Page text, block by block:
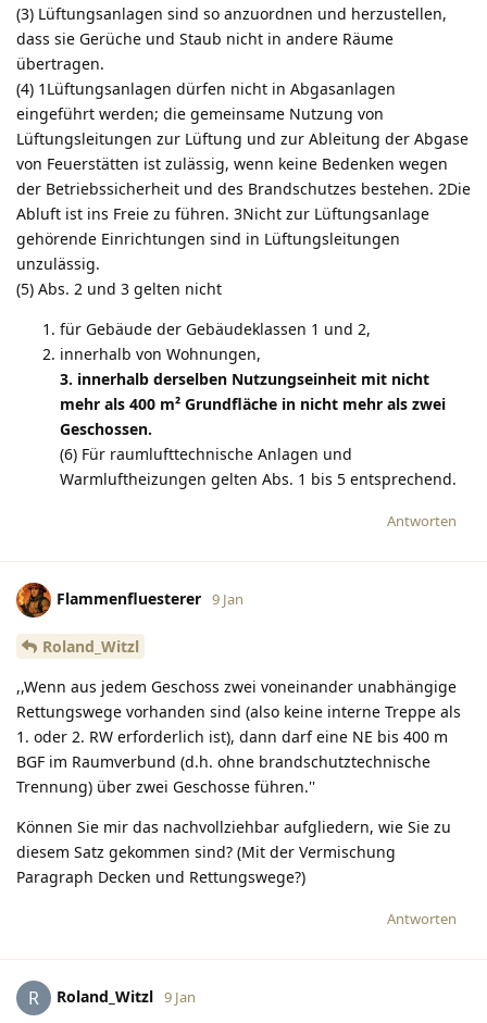
(3) Lüftungsanlagen sind so anzuordnen und herzustellen,
dass sie Gerüche und Staub nicht in andere Räume
übertragen.
(4) 1Lüftungsanlagen dürfen nicht in Abgasanlagen
eingeführt werden; die gemeinsame Nutzung von
Lüftungsleitungen zur Lüftung und zur Ableitung der Abgase
von Feuerstätten ist zulässig, wenn keine Bedenken wegen
der Betriebssicherheit und des Brandschutzes bestehen. 2Die
Abluft ist ins Freie zu führen. 3Nicht zur Lüftungsanlage
gehörende Einrichtungen sind in Lüftungsleitungen
unzulässig.
(5) Abs. 2 und 3 gelten nicht
für Gebäude der Gebäudeklassen 1 und 2,
innerhalb von Wohnungen,
3. innerhalb derselben Nutzungseinheit mit nicht
mehr als 400 m² Grundfläche in nicht mehr als zwei
Geschossen.
(6) Für raumlufttechnische Anlagen und
Warmluftheizungen gelten Abs. 1 bis 5 entsprechend.
Antworten
Flammenfluesterer 9 Jan
Roland_Witzl
,,Wenn aus jedem Geschoss zwei voneinander unabhängige
Rettungswege vorhanden sind (also keine interne Treppe als
1. oder 2. RW erforderlich ist), dann darf eine NE bis 400 m
BGF im Raumverbund (d.h. ohne brandschutztechnische
Trennung) über zwei Geschosse führen.''
Können Sie mir das nachvollziehbar aufgliedern, wie Sie zu
diesem Satz gekommen sind? (Mit der Vermischung
Paragraph Decken und Rettungswege?)
Antworten
R Roland_Witzl 9 Jan